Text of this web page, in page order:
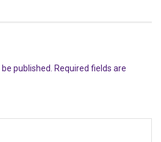
published. Required fields are